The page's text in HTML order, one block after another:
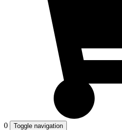
0 Toggle navigation